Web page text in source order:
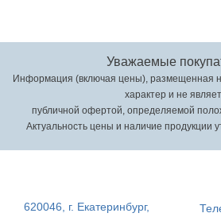
Уважаемые
Информация (включая цены), размещенная
характер и не
публичной офертой, определяемой
Актуальность цены и наличие продукции
620046, г. Екатеринбург,